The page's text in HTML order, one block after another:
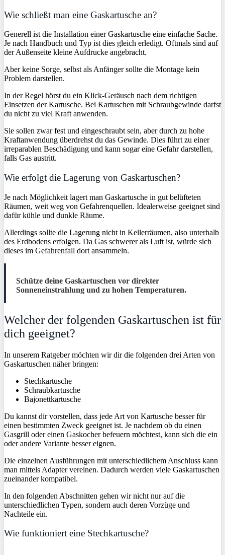
Wie schließt man eine Gaskartusche an?
Generell ist die Installation einer Gaskartusche eine einfache Sache.
Je nach Handbuch und Typ ist dies gleich erledigt. Oftmals sind auf
der Außenseite kleine Aufdrucke angebracht.
Aber keine Sorge, selbst als Anfänger sollte die Montage kein
Problem darstellen.
In der Regel hörst du ein Klick-Geräusch nach dem richtigen
Einsetzen der Kartusche. Bei Kartuschen mit Schraubgewinde darfst
du nicht zu viel Kraft anwenden.
Sie sollen zwar fest und eingeschraubt sein, aber durch zu hohe
Kraftanwendung überdrehst du das Gewinde. Dies führt zu einer
irreparablen Beschädigung und kann sogar eine Gefahr darstellen,
falls Gas austritt.
Wie erfolgt die Lagerung von Gaskartuschen?
Je nach Möglichkeit lagert man Gaskartusche in gut belüfteten
Räumen, weit weg von Gefahrenquellen. Idealerweise geeignet sind
dafür kühle und dunkle Räume.
Allerdings sollte die Lagerung nicht in Kellerräumen, also unterhalb
des Erdbodens erfolgen. Da Gas schwerer als Luft ist, würde sich
dieses im Gefahrenfall dort ansammeln.
Schütze deine Gaskartuschen vor direkter
Sonneneinstrahlung und zu hohen Temperaturen.
Welcher der folgenden Gaskartuschen ist für
dich geeignet?
In unserem Ratgeber möchten wir dir die folgenden drei Arten von
Gaskartuschen näher bringen:
Stechkartusche
Schraubkartusche
Bajonettkartusche
Du kannst dir vorstellen, dass jede Art von Kartusche besser für
einen bestimmten Zweck geeignet ist. Je nachdem ob du einen
Gasgrill oder einen Gaskocher befeuern möchtest, kann sich die ein
oder andere Variante besser eignen.
Die einzelnen Ausführungen mit unterschiedlichem Anschluss kann
man mittels Adapter vereinen. Dadurch werden viele Gaskartuschen
zueinander kompatibel.
In den folgenden Abschnitten gehen wir nicht nur auf die
unterschiedlichen Typen, sondern auch deren Vorzüge und
Nachteile ein.
Wie funktioniert eine Stechkartusche?